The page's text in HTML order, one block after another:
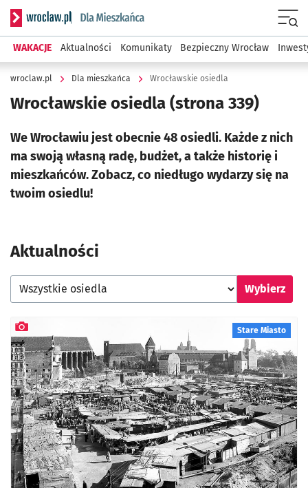
Serwis informacyjny wroclaw.pl podserwis: Dla mieszkańca
WAKACJE Aktualności Komunikaty Bezpieczny Wrocław
wroclaw.pl Dla mieszkańca Wrocławskie osiedla
Wrocławskie osiedla (strona 339)
We Wrocławiu jest obecnie 48 osiedli. Każde z nich
ma swoją własną radę, budżet, a także historię i
mieszkańców. Zobacz, co niedługo wydarzy się na
twoim osiedlu!
Aktualności
Wybierz osiedle Wybierz
Stare Miasto